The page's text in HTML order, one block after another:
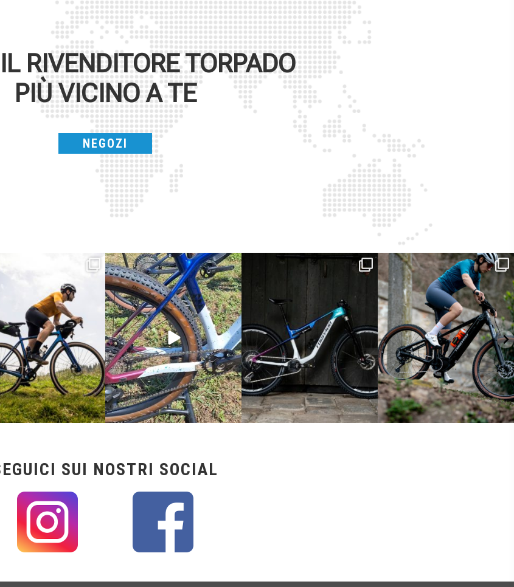
RIVENDITORETORPADO
PIÙ VICINO A TE
NEGOZI
strada, continua sulla ghiaia,
2
Torpado ai Campionati Italiani XCO & E-
MTB
...
116 1
ReNero R è stata sviluppata per offrire
Ieri erano distanze. Oggi con Xanto S
sono...
25 0
SUI NOSTRI SOCIAL